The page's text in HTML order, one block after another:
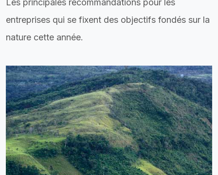
entreprises qui se fixent des objectifs fondés sur la
nature cette année.